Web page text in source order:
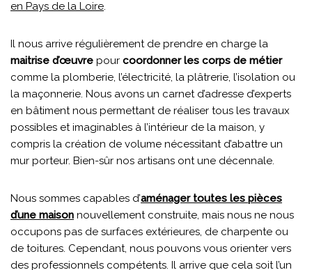
en Pays de la Loire
Il nous arrive régulièrement de prendre en charge la
maitrise d’œuvre pour coordonner les corps de métier
comme la plomberie, l’électricité, la plâtrerie, l’isolation ou
la maçonnerie. Nous avons un carnet d’adresse d’experts
en bâtiment nous permettant de réaliser tous les travaux
possibles et imaginables à l’intérieur de la maison, y
compris la création de volume nécessitant d’abattre un
mur porteur. Bien-sûr nos artisans ont une décennale.
Nous sommes capables d’aménager toutes les pièces
d’une maison nouvellement construite, mais nous ne nous
occupons pas de surfaces extérieures, de charpente ou
de toitures. Cependant, nous pouvons vous orienter vers
des professionnels compétents. Il arrive que cela soit l’un